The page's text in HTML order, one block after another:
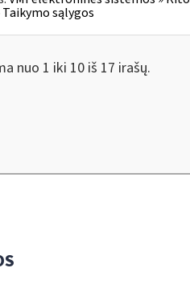
sąlygos
nuo 1 iki 10 iš 17 irašų.